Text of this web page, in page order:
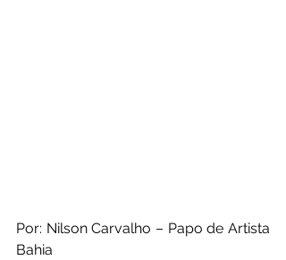
Por: Nilson Carvalho – Papo de Artista
Bahia